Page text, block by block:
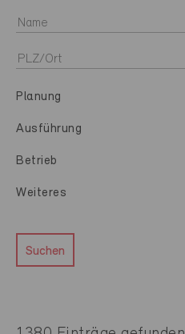
Planung
Ausführung
Betrieb
Weiteres
Suchen